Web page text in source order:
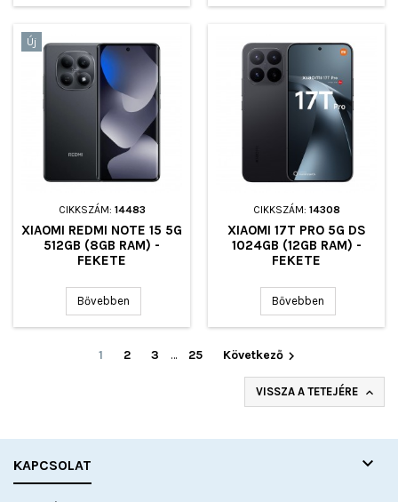
Új
CIKKSZÁM: 14483
XIAOMI REDMI NOTE 15 5G
512GB (8GB RAM) -
FEKETE
Bővebben
CIKKSZÁM: 14308
XIAOMI 17T PRO 5G DS
1024GB (12GB RAM) -
FEKETE
Bővebben
1 2 3 … 25 Következő 
VISSZA A TETEJÉRE 
KAPCSOLAT 